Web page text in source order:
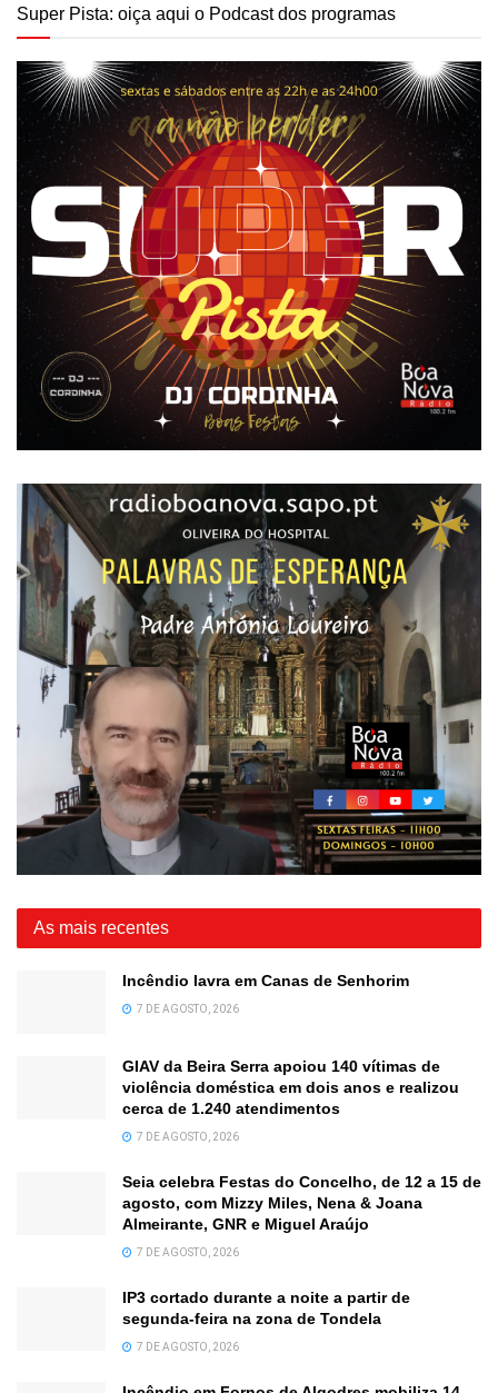
Super Pista: oiça aqui o Podcast dos programas
As mais recentes
Incêndio lavra em Canas de Senhorim
7 DE AGOSTO, 2026
GIAV da Beira Serra apoiou 140 vítimas de
violência doméstica em dois anos e realizou
cerca de 1.240 atendimentos
7 DE AGOSTO, 2026
Seia celebra Festas do Concelho, de 12 a 15 de
agosto, com Mizzy Miles, Nena & Joana
Almeirante, GNR e Miguel Araújo
7 DE AGOSTO, 2026
IP3 cortado durante a noite a partir de
segunda-feira na zona de Tondela
7 DE AGOSTO, 2026